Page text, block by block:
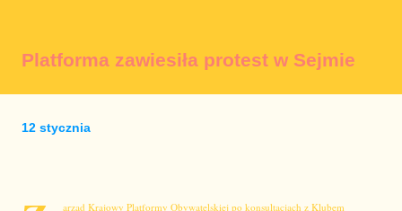
Platforma zawiesiła protest w Sejmie
12 stycznia
arząd Krajowy Platformy Obywatelskiej po konsultacjach z Klubem